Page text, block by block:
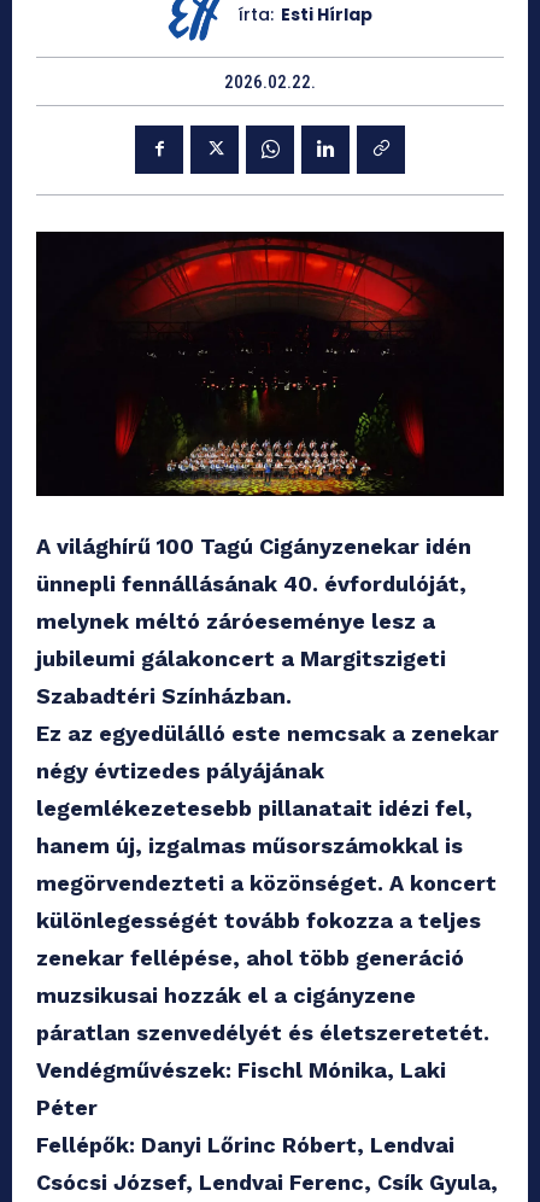
írta: Esti Hírlap
2026.02.22.
A világhírű 100 Tagú Cigányzenekar idén
ünnepli fennállásának 40. évfordulóját,
melynek méltó záróeseménye lesz a
jubileumi gálakoncert a Margitszigeti
Szabadtéri Színházban.
Ez az egyedülálló este nemcsak a zenekar
négy évtizedes pályájának
legemlékezetesebb pillanatait idézi fel,
hanem új, izgalmas műsorszámokkal is
megörvendezteti a közönséget. A koncert
különlegességét tovább fokozza a teljes
zenekar fellépése, ahol több generáció
muzsikusai hozzák el a cigányzene
páratlan szenvedélyét és életszeretetét.
Vendégművészek: Fischl Mónika, Laki
Péter
Fellépők: Danyi Lőrinc Róbert, Lendvai
Csócsi József, Lendvai Ferenc, Csík Gyula,